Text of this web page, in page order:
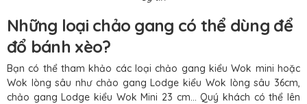
Những loại chảo gang có thể dùng để
đổ bánh xèo?
Bạn có thể tham khảo các loại chảo gang kiểu Wok mini hoặc
Wok lòng sâu như chảo gang Lodge kiểu Wok lòng sâu 36cm,
chảo gang Lodge kiểu Wok Mini 23 cm... Quý khách có thể lên